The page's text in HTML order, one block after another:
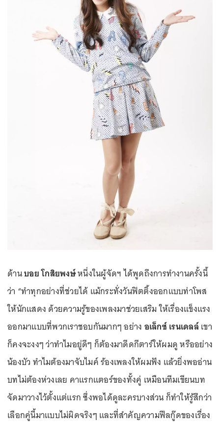
ด้านบอย โกสิยพงษ์หนึ่งในผู้จัดฯ ได้พูดถึงการทำงานครั้งนี้
ว่า “ทำทุกอย่างที่ช่วยได้ แม้กระทั่งวันฟิตติ้งออกแบบท่าโพส
ให้นักแสดง ด้วยความรู้ของเพลงมาช่วยเสริม ให้เรื่องแข็งแรง
ออกมาแบบที่พวกเราชอบกันมากๆ อย่าง อเล็กซ์ เรนเดลล์เขา
ก็คงจะงงๆ ว่าทำไมอยู่ดีๆ ก็ต้องมาดีดกีตาร์ให้ผมดู หรืออย่าง
น้องบัว ทำไมต้องมาจับไมค์ ร้องเพลงให้ผมฟัง แล้วยิ่งพออ่าน
บทไม่ต้องห่วงเลย คาแรกแตอร์ของทั้งคู่ เหมือนทีมเขียนบท
จัดมาวางไว้ตั้งแต่แรก ซึ่งพอได้ดูละครบางส่วน ก็ทำให้รู้สึกว่า
เลือกคู่นี้มาแบบไม่ผิดจริงๆ และที่สำคัญความฟีลกู๊ดของเรื่อง